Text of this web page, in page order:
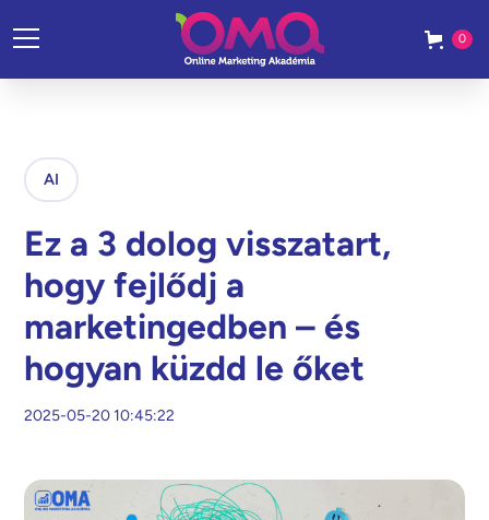
0
AI
Ez a 3 dolog visszatart,
hogy fejlődj a
marketingedben – és
hogyan küzdd le őket
2025-05-20 10:45:22